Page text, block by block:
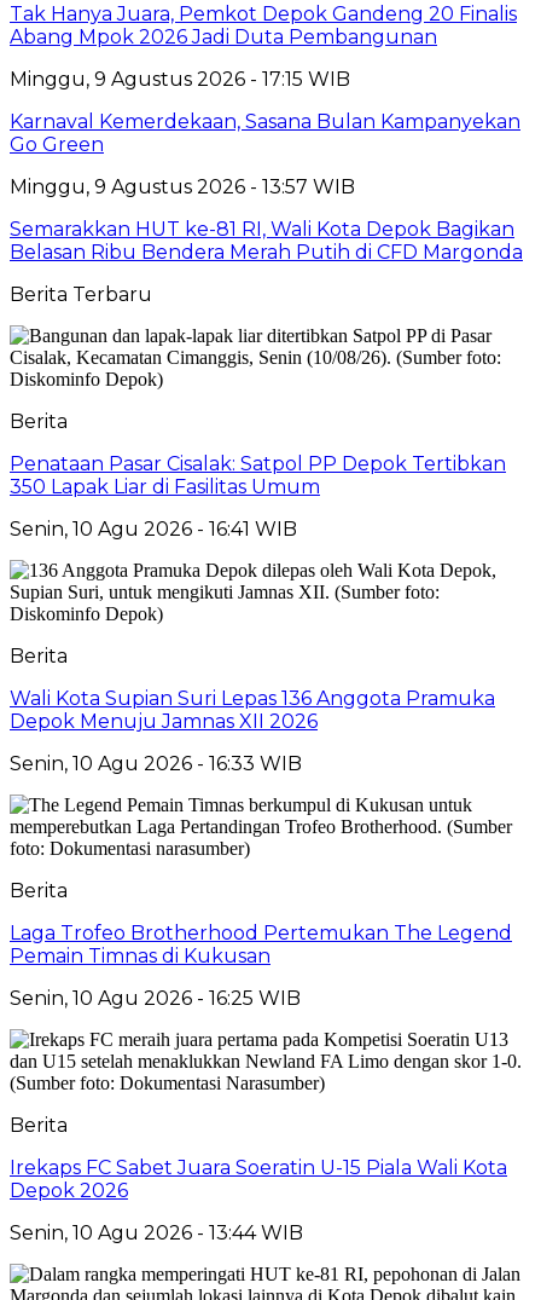
Tak Hanya Juara, Pemkot Depok Gandeng 20 Finalis
Abang Mpok 2026 Jadi Duta Pembangunan
Minggu, 9 Agustus 2026 - 17:15 WIB
Karnaval Kemerdekaan, Sasana Bulan Kampanyekan
Go Green
Minggu, 9 Agustus 2026 - 13:57 WIB
Semarakkan HUT ke-81 RI, Wali Kota Depok Bagikan
Belasan Ribu Bendera Merah Putih di CFD Margonda
Berita Terbaru
Berita
Penataan Pasar Cisalak: Satpol PP Depok Tertibkan
350 Lapak Liar di Fasilitas Umum
Senin, 10 Agu 2026 - 16:41 WIB
Berita
Wali Kota Supian Suri Lepas 136 Anggota Pramuka
Depok Menuju Jamnas XII 2026
Senin, 10 Agu 2026 - 16:33 WIB
Berita
Laga Trofeo Brotherhood Pertemukan The Legend
Pemain Timnas di Kukusan
Senin, 10 Agu 2026 - 16:25 WIB
Berita
Irekaps FC Sabet Juara Soeratin U-15 Piala Wali Kota
Depok 2026
Senin, 10 Agu 2026 - 13:44 WIB